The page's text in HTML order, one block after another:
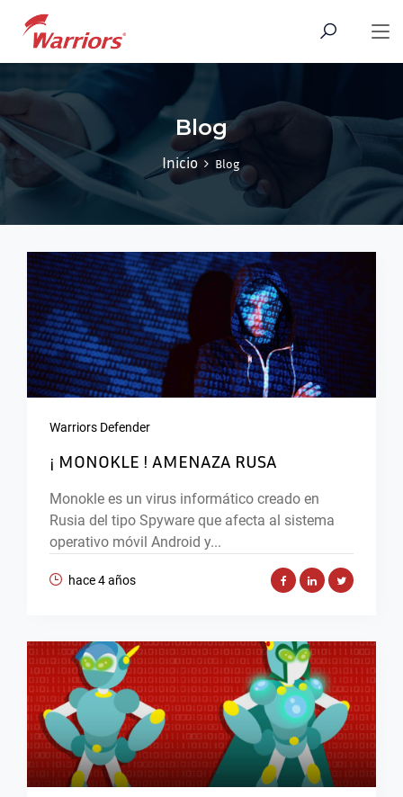
Blog
Inicio Blog
Warriors Defender
¡ MONOKLE ! AMENAZA RUSA
Monokle es un virus informático creado en
Rusia del tipo Spyware que afecta al sistema
operativo móvil Android y...
hace 4 años